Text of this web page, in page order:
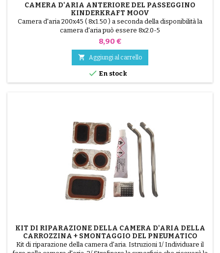
CAMERA D'ARIA ANTERIORE DEL PASSEGGINO
KINDERKRAFT MOOV
Camera d'aria 200x45 ( 8x1.50 ) a seconda della disponibilità la
camera d'aria può essere 8x2.0-5
Prezzo
8,90 €
 Aggiungi al carrello
 En stock
KIT DI RIPARAZIONE DELLA CAMERA D'ARIA DELLA
CARROZZINA + SMONTAGGIO DEL PNEUMATICO
Kit di riparazione della camera d'aria. Istruzioni 1/ Individuare il